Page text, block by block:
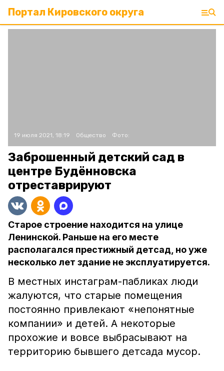
Портал Кировского округа
19 июля 2021, 18:19 Общество Фото:
Заброшенный детский сад в
центре Будённовска
отреставрируют
Старое строение находится на улице
Ленинской. Раньше на его месте
располагался престижный детсад, но уже
несколько лет здание не эксплуатируется.
В местных инстаграм-пабликах люди
жалуются, что старые помещения
постоянно привлекают «непонятные
компании» и детей. А некоторые
прохожие и вовсе выбрасывают на
территорию бывшего детсада мусор.